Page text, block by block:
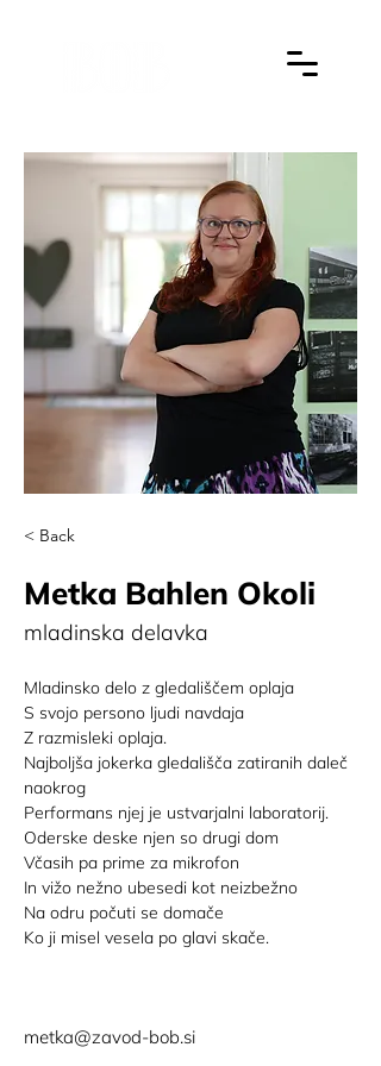
< Back
Metka Bahlen Okoli
mladinska delavka
Mladinsko delo z gledališčem oplaja
S svojo persono ljudi navdaja
Z razmisleki oplaja.
Najboljša jokerka gledališča zatiranih daleč
naokrog
Performans njej je ustvarjalni laboratorij.
Oderske deske njen so drugi dom
Včasih pa prime za mikrofon
In vižo nežno ubesedi kot neizbežno
Na odru počuti se domače
Ko ji misel vesela po glavi skače.
metka@zavod-bob.si